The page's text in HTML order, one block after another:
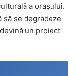
a orașului.
să se degradeze
un proiect